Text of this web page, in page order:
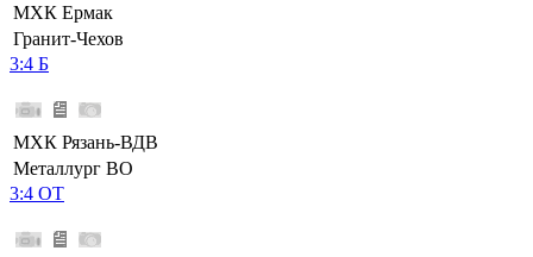
МХК Ермак
Гранит-Чехов
3:4 Б
МХК Рязань-ВДВ
Металлург ВО
3:4 ОТ